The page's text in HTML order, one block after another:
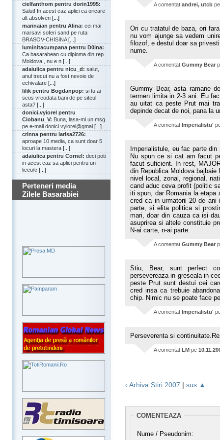
cielfanthom pentru dorin1995:
Salut! In acest caz aplici ca oricare
alt absolven [...]
marinaian pentru Alina: cei mai
marsavi soferi sand pe ruta
BRASOV-CHISINA[...]
luminitacumpana pentru D0ina:
Ca basarabean cu diploma din rep.
Moldova , nu e n [...]
adaiulica pentru nicu_d: salut,
anul trecut nu a fost nevoie de
echivalare [...]
lilik pentru Bogdanpop: si tu ai
scos vreodata bani de pe siteul
asta? [...]
donici.vyiorel pentru
Ciobanu_V: Buna, lasa-mi un msg
pe e-mail donici.vyiorel@gmai [...]
crinna pentru larisa2726:
aproape 10 media, ca sunt doar 5
locuri la mastera [...]
adaiulica pentru Cornel: deci poti
in acest caz sa aplici pentru un
liceu/c [...]
Perteneri media
Zilele Basarabiei
A comentat andrei, utcb
Ori cu tratatul de baza, ori
nu vom ajunge sa vedem
filozof, e destul doar sa
nume.
A comentat Gummy Bear
Gummy Bear, asta ramane
termen limita in 2-3 ani. Eu
au uitat ca peste Prut mai
depinde decat de noi, pana la
A comentat Imperialistu'
Imperialistule, eu fac parte
Nu spun ce si cat am facut
facut suficient. In rest,
din Republica Moldova
nivel local, zonal, regional,
cand aduc ceva profit (politic
iti spun, dar Romania la etapa
cred ca in urmatorii 20 de ani
parte, si elita politica si
mari, doar din cauza ca isi
asuprirea si altele constituie
N-ai carte, n-ai parte.
A comentat Gummy Bear
Stiu, Bear, sunt perfect
persevereaza in greseala in
peste Prut sunt destui cei
cred insa ca trebuie
chip. Nimic nu se poate face
A comentat Imperialistu'
Perseverenta si
A comentat LM pe
‹ Arhiva Stiri 2007 | sus ▲
COMENTEAZA
Nume / Pseudonim: